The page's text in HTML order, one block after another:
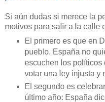
Si aún dudas si merece la
motivos para salir a la calle
El primero es que en
pueblo. España no
escuchen los políticos
votar una ley injusta y
El segundo es
último año: España